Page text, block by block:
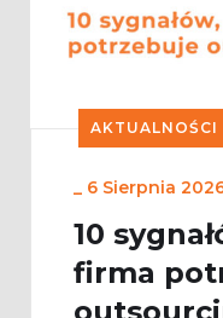
AKTUALNOŚCI
_ 6 Sierpnia
10
firma